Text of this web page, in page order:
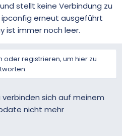
stellt keine Verbindung zu
ipconfig erneut ausgeführt
ist immer noch leer.
oder registrieren, um hier zu
sich auf meinem
nicht mehr